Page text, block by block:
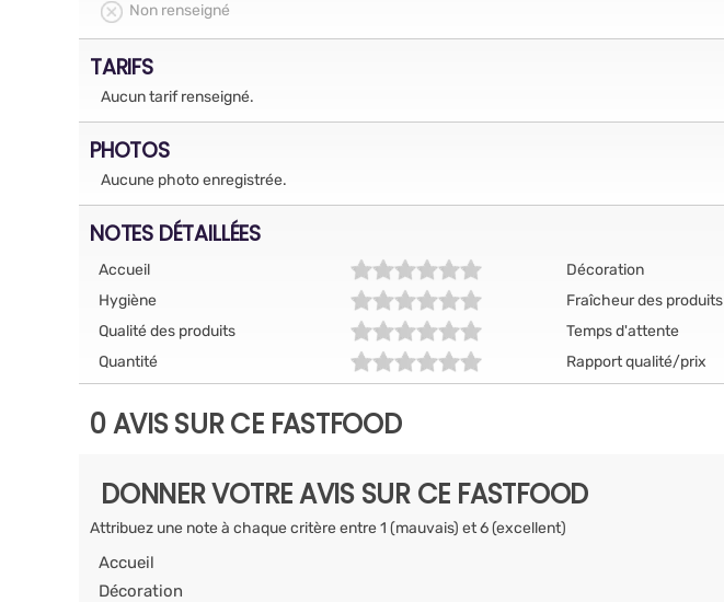
Non renseigné
TARIFS
Aucun tarif renseigné.
PHOTOS
Aucune photo enregistrée.
NOTES DÉTAILLÉES
Accueil
Décoration
Hygiène
Fraîcheur des produits
Qualité des produits
Temps d'attente
Quantité
Rapport qualité/prix
0 AVIS SUR CE FASTFOOD
DONNER VOTRE AVIS SUR CE FASTFOOD
Attribuez une note à chaque critère entre 1 (mauvais) et 6 (excellent)
Accueil
Décoration